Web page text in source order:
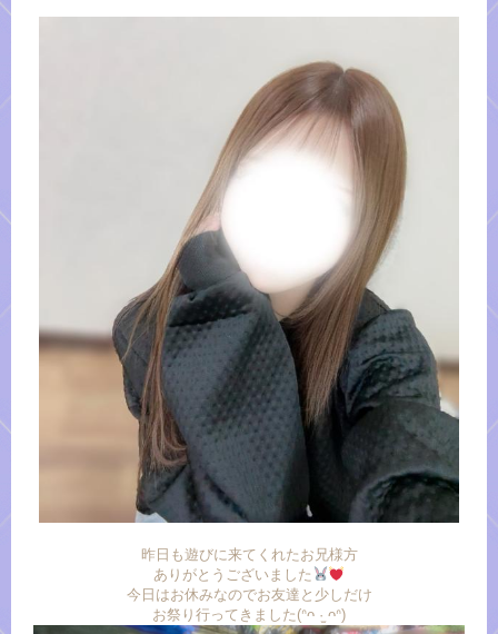
昨日も遊びに来てくれたお兄様方
ありがとうございました
今日はお休みなのでお友達と少しだけ
お祭り行ってきました(ᐢᴖ ·̫ ᴖᐢ)